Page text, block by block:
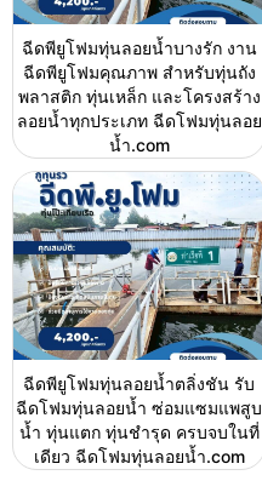
ฉีดพียูโฟมทุ่นลอยน้ำบางรัก งาน
ฉีดพียูโฟมคุณภาพ สำหรับทุ่นถัง
พลาสติก ทุ่นเหล็ก และโครงสร้าง
ลอยน้ำทุกประเภท ฉีดโฟมทุ่นลอย
น้ำ.com
ฉีดพียูโฟมทุ่นลอยน้ำตลิ่งชัน รับ
ฉีดโฟมทุ่นลอยน้ำ ซ่อมแซมแพสูบ
น้ำ ทุ่นแตก ทุ่นชำรุด ครบจบในที่
เดียว ฉีดโฟมทุ่นลอยน้ำ.com